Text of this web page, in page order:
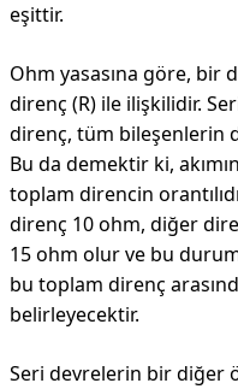
eşittir.
Ohm yasasına göre, bir
direnç (R) ile ilişkilidir.
direnç, tüm bileşenlerin
Bu da demektir ki,
toplam direncin
direnç 10 ohm, diğer
15 ohm olur ve bu
bu toplam direnç
belirleyecektir.
Seri devrelerin bir diğer